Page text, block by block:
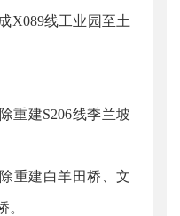
X089线工业园至土
重建S206线季兰坡
重建白羊田桥、文
。